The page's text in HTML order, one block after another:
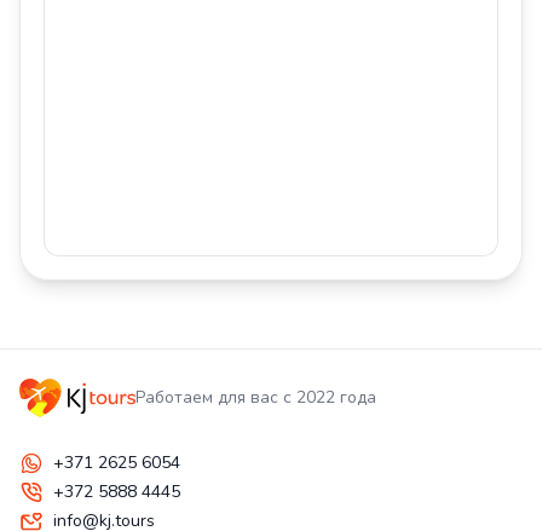
Работаем для вас с 2022 года
+371 2625 6054
+372 5888 4445
info@kj.tours